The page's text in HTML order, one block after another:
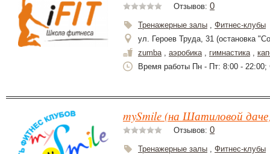
Отзывов: 0
Тренажерные залы , Фитнес-клубы
ул. Героев Труда, 31 (остановка
zumba, аэробика, гимнастика,
Время работы Пн - Пт: 8:00 - 22:00;
mySmile (на Шатиловой
Отзывов: 0
Тренажерные залы , Фитнес-клубы